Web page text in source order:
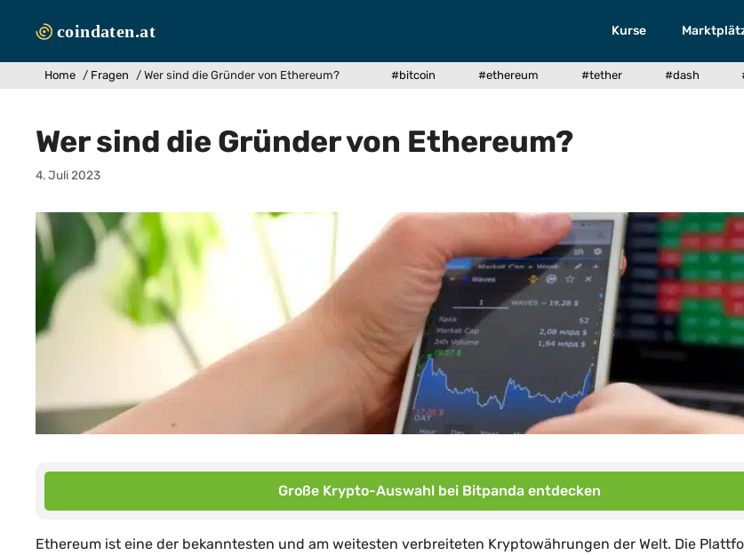
Inhalt
Kurse
Home / Fragen / Wer sind die Gründer von Ethereum? #bitcoin #ethereum #tether #dash
Wer sind die Gründer von Ethereum?
4. Juli 2023
Große Krypto-Auswahl bei Bitpanda entdecken
Ethereum ist eine der bekanntesten und am weitesten verbreiteten Kryptowährungen der Welt. Die